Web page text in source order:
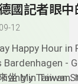
12
Happy Hour in
Bardenhagen -
坐 My Taiwan
living in